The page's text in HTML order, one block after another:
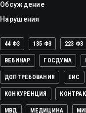
Обсуждение
Нарушения
44 ФЗ 135 ФЗ 223 ФЗ
ВЕБИНАР ГОСДУМА
ДОПТРЕБОВАНИЯ ЕИС
КОНКУРЕНЦИЯ
МВД МЕДИЦИНА